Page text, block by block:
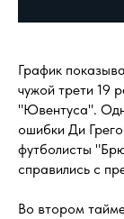
График
чужой трети 19
"Ювентуса".
ошибки Ди
футболисты
справились с
Во втором